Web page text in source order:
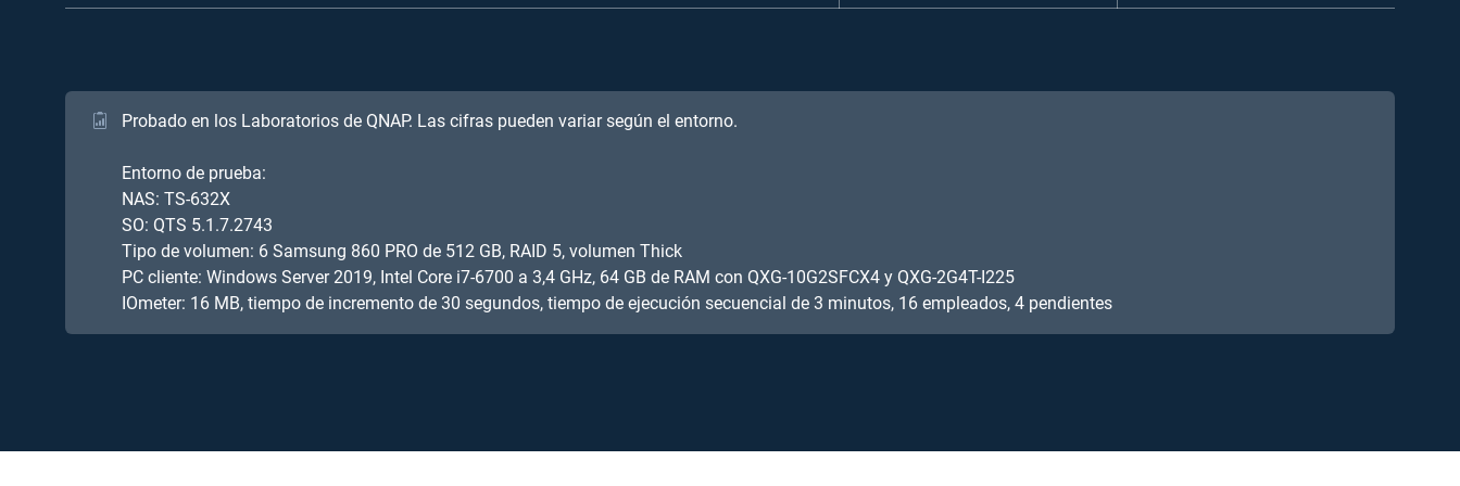
Probado en los Laboratorios de QNAP. Las cifras pueden variar según el entorno.
Entorno de prueba:
NAS: TS-632X
SO: QTS 5.1.7.2743
Tipo de volumen: 6 Samsung 860 PRO de 512 GB, RAID 5, volumen Thick
PC cliente: Windows Server 2019, Intel Core i7-6700 a 3,4 GHz, 64 GB de RAM con QXG-10G2SFCX4 y QXG-2G4T-I225
IOmeter: 16 MB, tiempo de incremento de 30 segundos, tiempo de ejecución secuencial de 3 minutos, 16 empleados, 4 pendientes